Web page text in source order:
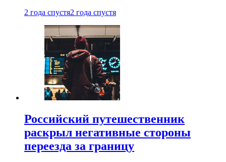
2 года спустя2 года спустя
Российский путешественник
раскрыл негативные стороны
переезда за границу